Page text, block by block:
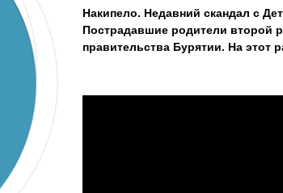
Накипело. Недавний скандал с
Пострадавшие родители второй
правительства Бурятии. На этот